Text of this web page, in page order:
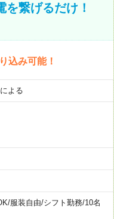
繋げるだけ！
込み可能！
よる
/服装自由/シフト勤務/10名